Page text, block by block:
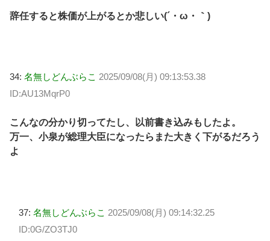
辞任すると株価が上がるとか悲しい(´・ω・｀)
34: 名無しどんぶらこ 2025/09/08(月) 09:13:53.38
ID:AU13MqrP0
こんなの分かり切ってたし、以前書き込みもしたよ。
万一、小泉が総理大臣になったらまた大きく下がるだろう
よ
37: 名無しどんぶらこ 2025/09/08(月) 09:14:32.25
ID:0G/ZO3TJ0